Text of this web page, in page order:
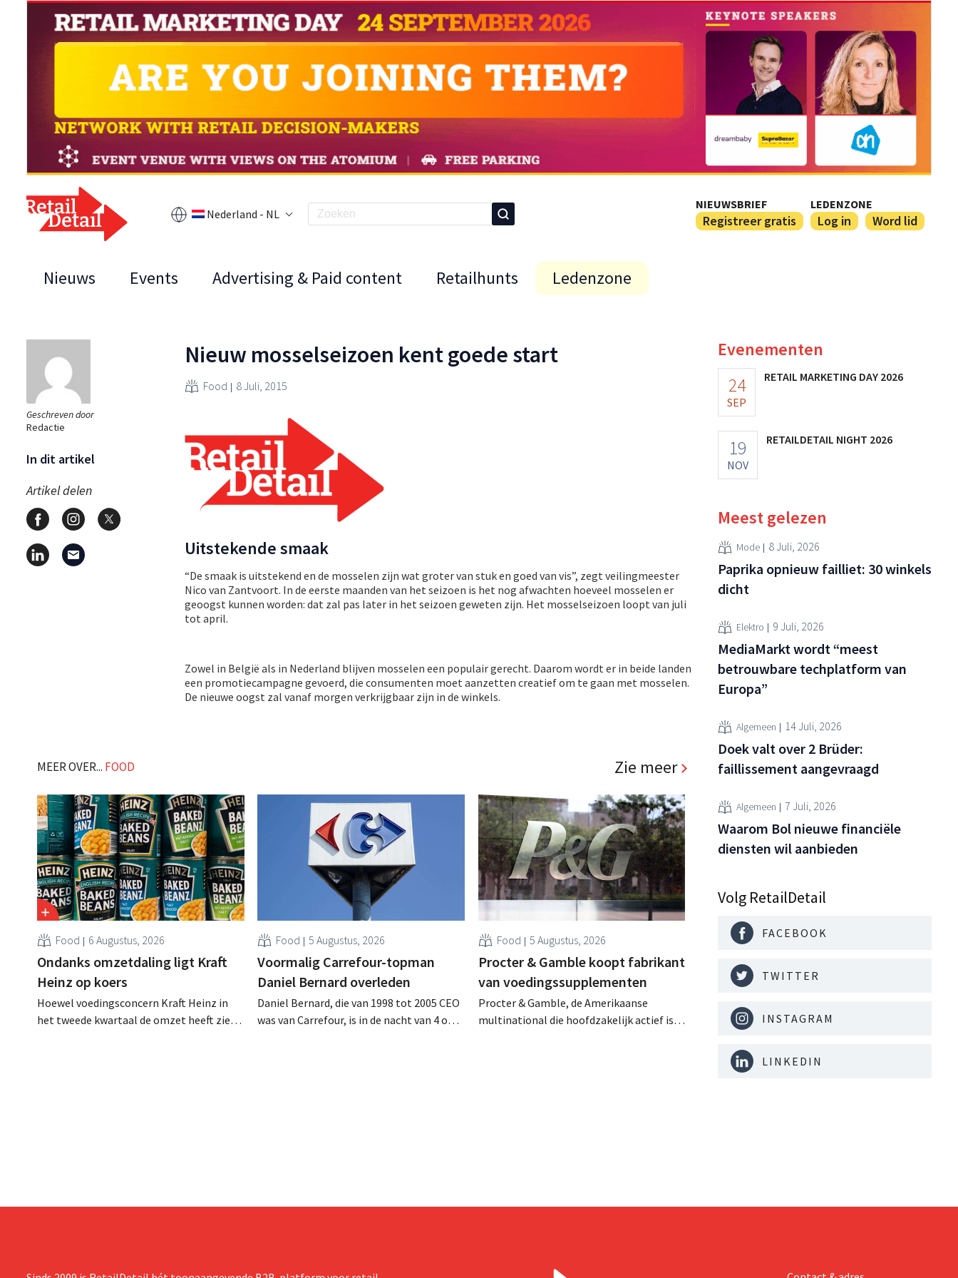
Nederland - NL
NIEUWSBRIEF
Registreer gratis
LEDENZONE
Log in Word lid
Nieuws Events Advertising & Paid content Retailhunts Ledenzone
Geschreven door
Redactie
In dit artikel
Artikel delen
Nieuw mosselseizoen kent goede start
Food 8 Juli, 2015
Uitstekende smaak
“De smaak is uitstekend en de mosselen zijn wat groter van stuk en goed van vis”, zegt veilingmeester
Nico van Zantvoort. In de eerste maanden van het seizoen is het nog afwachten hoeveel mosselen er
geoogst kunnen worden: dat zal pas later in het seizoen geweten zijn. Het mosselseizoen loopt van juli
tot april.
Zowel in België als in Nederland blijven mosselen een populair gerecht. Daarom wordt er in beide landen
een promotiecampagne gevoerd, die consumenten moet aanzetten creatief om te gaan met mosselen.
De nieuwe oogst zal vanaf morgen verkrijgbaar zijn in de winkels.
MEER OVER... FOOD Zie meer
Food 6 Augustus, 2026
Ondanks omzetdaling ligt Kraft
Heinz op koers
Hoewel voedingsconcern Kraft Heinz in
het tweede kwartaal de omzet heeft zien
Food 5 Augustus, 2026
Voormalig Carrefour-topman
Daniel Bernard overleden
Daniel Bernard, die van 1998 tot 2005 CEO
was van Carrefour, is in de nacht van 4 op 5
Food 5 Augustus, 2026
Procter & Gamble koopt fabrikant
van voedingssupplementen
Procter & Gamble, de Amerikaanse
multinational die hoofdzakelijk actief is in
Evenementen
24
SEP
RETAIL MARKETING DAY 2026
19
NOV
RETAILDETAIL NIGHT 2026
Meest gelezen
Mode 8 Juli, 2026
Paprika opnieuw failliet: 30 winkels
dicht
Elektro 9 Juli, 2026
MediaMarkt wordt “meest
betrouwbare techplatform van
Europa”
Algemeen 14 Juli, 2026
Doek valt over 2 Brüder:
faillissement aangevraagd
Algemeen 7 Juli, 2026
Waarom Bol nieuwe financiële
diensten wil aanbieden
Volg RetailDetail
FACEBOOK
TWITTER
INSTAGRAM
LINKEDIN